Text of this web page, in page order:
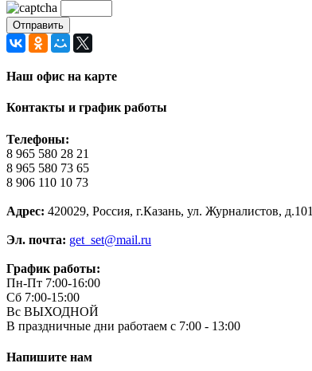
Наш офис на карте
Контакты и график работы
Телефоны:
8 965 580 28 21
8 965 580 73 65
8 906 110 10 73
Адрес: 420029, Россия, г.Казань, ул. Журналистов, д.101
Эл. почта: get_set@mail.ru
График работы:
Пн-Пт 7:00-16:00
Сб 7:00-15:00
Вс ВЫХОДНОЙ
В праздничные дни работаем с 7:00 - 13:00
Напишите нам